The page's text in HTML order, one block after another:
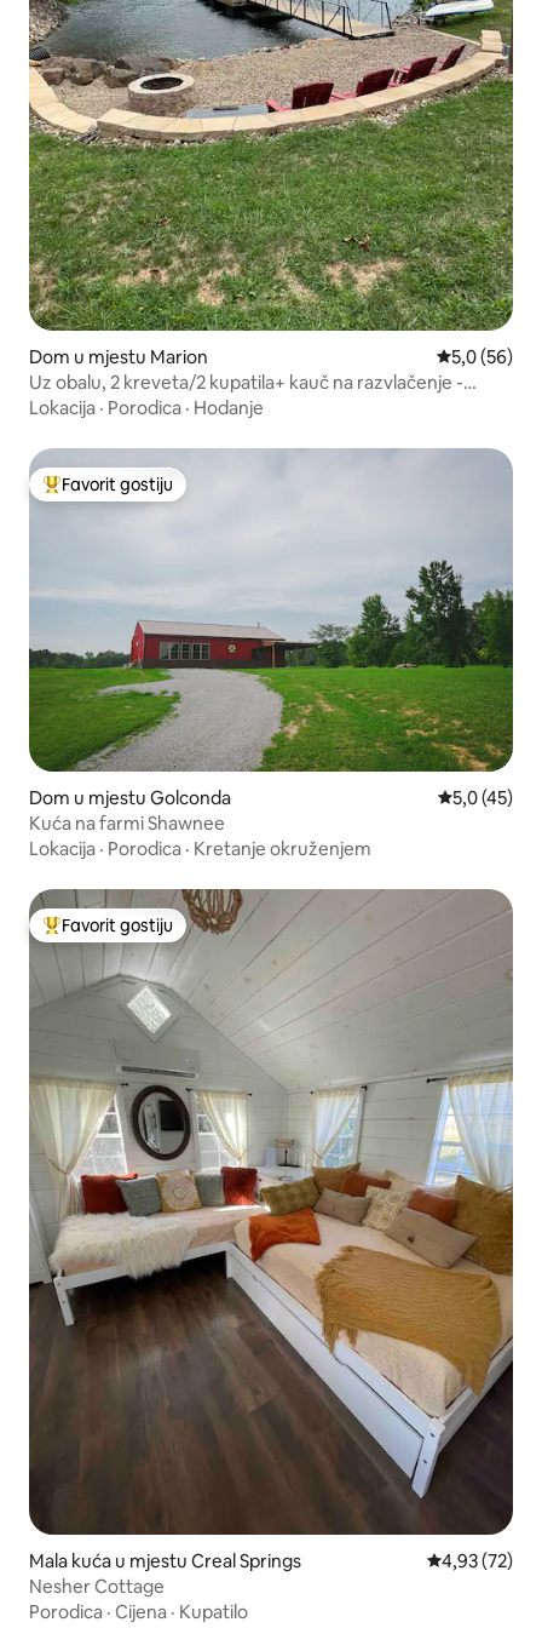
Dom u mjestu Marion Prosječna
5,0 (56)
Uz obalu, 2 kreveta/2 kupatila+ kauč na razvlačenje -
spavaonica 6
Lokacija · Porodica · Hodanje
Glavni favorit gostiju
Favorit gostiju
Dom u mjestu Golconda Prosječna
5,0 (45)
Kuća na farmi Shawnee
Lokacija · Porodica · Kretanje okruženjem
Glavni favorit gostiju
Favorit gostiju
Mala kuća u mjestu Creal Springs Prosječna
4,93 (72)
Nesher Cottage
Porodica · Cijena · Kupatilo